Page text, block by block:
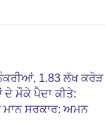
ਨੌਕਰੀਆਂ, 1.83 ਲੱਖ ਕਰੋੜ
ਮੌਕੇ ਪੈਦਾ ਕੀਤੇ:
ਮਾਨ ਸਰਕਾਰ: ਅਮਨ